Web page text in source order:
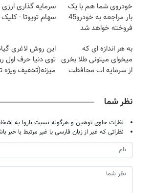
خودروی شما هم با یک
بار مراجعه به خودرو45
فروخته خواهد شد
سرمایه گذاری
سهام تویوتا -
به هر اندازه ای که
میخوای میتونی طلا بخری
از سرمایه ات محافظت
این روش لاغری
توی دنیا حرف اول
میزنه(تخفیف ویژه
نظر شما
نظرات حاوی توهین و هرگونه نسبت ناروا به
نظراتی که غیر از زبان فارسی یا غیر مرتبط با